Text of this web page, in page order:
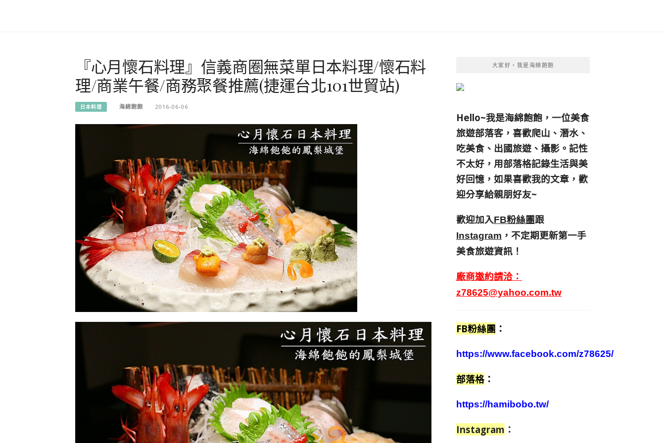
『心月懷石料理』信義商圈無菜單日本料理/懷石料
理/商業午餐/商務聚餐推薦(捷運台北101世貿站)
日本料理 海綿飽飽 2016-06-06
大家好，我是海綿飽飽
Hello~我是海綿飽飽，一位美食
旅遊部落客， 喜歡爬山、潛水、
吃美食、出國旅遊、攝影。 記性
不太好，用部落格記錄生活與美
好回憶， 如果喜歡我的文章，歡
迎分享給親朋好友~
歡迎加入FB粉絲團跟
Instagram ，不定期更新第一手
美食旅遊資訊！
廠商邀約請洽：
z78625@yahoo.com.tw
FB粉絲團 ：
https://www.facebook.com/z78625/
部落格 ：
https://hamibobo.tw/
Instagram ：